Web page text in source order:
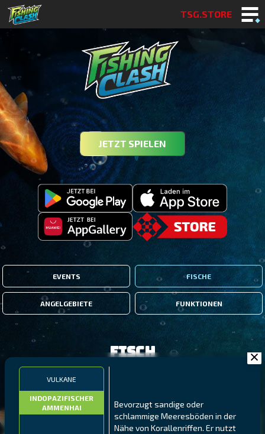
TSG.STORE
JETZT SPIELEN
EVENTS FISCHE
ANGELGEBIETE FUNKTIONEN
VULKANE
INDOPAZIFISCHER
AMMENHAI
Bevorzugt sandige oder
schlammige Meeresböden in der
Nähe von Korallenriffen. Er nutzt
Fisch
NÖRDLICHE FJORDE GALAPAGOS-INSELN